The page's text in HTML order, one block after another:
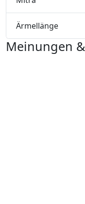
Ärmellänge
Meinungen